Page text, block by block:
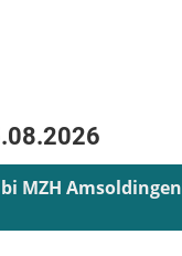
MZH Amsoldingen